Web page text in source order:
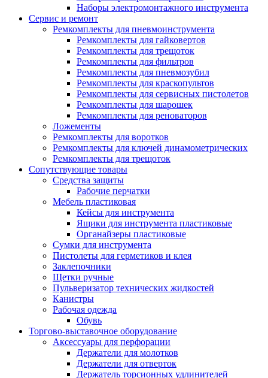
Наборы электромонтажного инструмента
Сервис и ремонт
Ремкомплекты для пневмоинструмента
Ремкомплекты для гайковертов
Ремкомплекты для трещоток
Ремкомплекты для фильтров
Ремкомплекты для пневмозубил
Ремкомплекты для краскопультов
Ремкомплекты для сервисных пистолетов
Ремкомплекты для шарошек
Ремкомплекты для реноваторов
Ложементы
Ремкомплекты для воротков
Ремкомплекты для ключей динамометрических
Ремкомплекты для трещоток
Сопутствующие товары
Средства защиты
Рабочие перчатки
Мебель пластиковая
Кейсы для инструмента
Ящики для инструмента пластиковые
Органайзеры пластиковые
Сумки для инструмента
Пистолеты для герметиков и клея
Заклепочники
Щетки ручные
Пульверизатор технических жидкостей
Канистры
Рабочая одежда
Обувь
Торгово-выставочное оборудование
Аксессуары для перфорации
Держатели для молотков
Держатели для отверток
Держатель торсионных удлинителей